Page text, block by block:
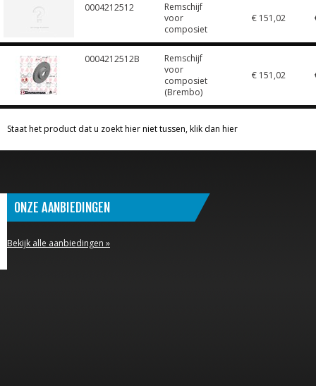
0004212512
Remschijf
voor
composiet
€ 151,02
0004212512B
Remschijf
voor
composiet
(Brembo)
€ 151,02
Staat het product dat u zoekt hier niet tussen, klik dan hier
ONZE AANBIEDINGEN
Bekijk alle aanbiedingen »